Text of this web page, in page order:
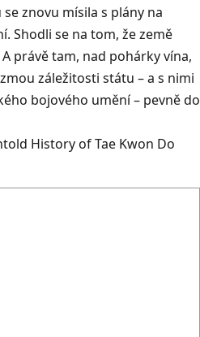
znovu mísila s plány na
Shodli se na tom, že země
právě tam, nad pohárky vína,
záležitosti státu – a s nimi
bojového umění – pevně do
History of Tae Kwon Do